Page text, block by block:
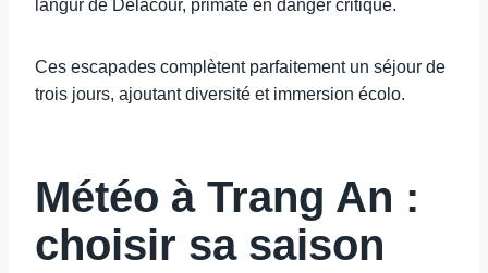
langur de Delacour, primate en danger critique.
Ces escapades complètent parfaitement un séjour de
trois jours, ajoutant diversité et immersion écolo.
Météo à Trang An :
choisir sa saison